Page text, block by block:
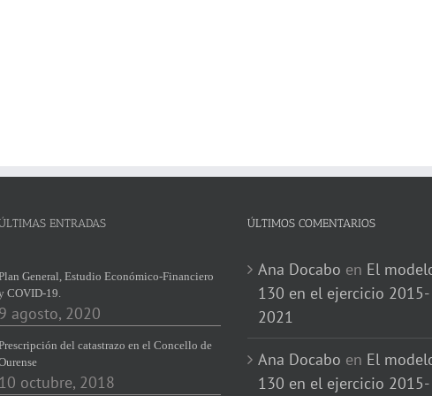
ENTRADAS
General, Estudio Económico-Financiero
COVID-19.
9 agosto, 2020
del catastrazo en el Concello de
10 octubre, 2018
ÚLTIMOS COMENTARIOS
Ana Docabo en El
130 en el ejercicio 2015-
2021
Ana Docabo en El
130 en el ejercicio 2015-